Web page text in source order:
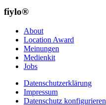
fiylo®
About
Location Award
Meinungen
Medienkit
Jobs
Datenschutzerklärung
Impressum
Datenschutz konfigurieren